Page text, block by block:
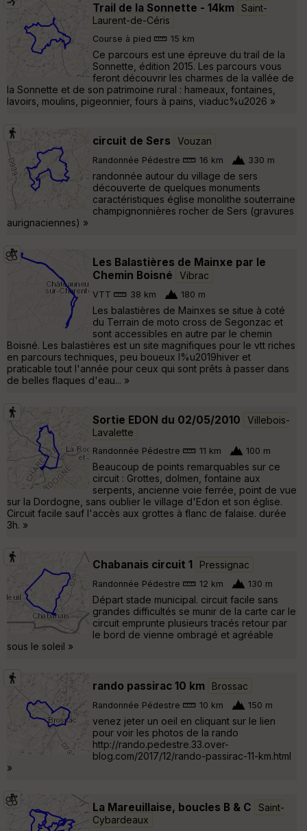
Trail de la Sonnette - 14km
Saint-
Laurent-de-Céris
Course à pied 15 km
Ce parcours est une épreuve du trail de la
Sonnette, édition 2015. Les parcours vous
feront découvrir les charmes de la vallée de
la Sonnette et de son patrimoine rural : hameaux, fontaines,
lavoirs, moulins, pigeonnier, fours à pains, viaduc%u2026 »
circuit de Sers Vouzan
Randonnée Pédestre 16 km 330 m
randonnée autour du village de sers
découverte de quelques monuments
caractéristiques église monolithe souterraine
champignonnières rocher de Sers (gravures
aurignaciennes) »
Les Balastières de Mainxe par le
Chemin Boisné
Vibrac
VTT 38 km 180 m
Les balastières de Mainxes se situe à coté
du Terrain de moto cross de Segonzac et
sont accessibles en autre par le chemin
Boisné. Les balastières est un site magnifiques pour le vtt riches
en parcours techniques, peu boueux l%u2019hiver et
praticable tout l'année pour ceux qui sont prêts à passer dans
de belles flaques d'eau... »
Sortie EDON du 02/05/2010
Villebois-
Lavalette
Randonnée Pédestre 11 km 100 m
Beaucoup de points remarquables sur ce
circuit : Grottes, dolmen, fontaine aux
serpents, ancienne voie ferrée, point de vue
sur la Dordogne, sans oublier le village d'Edon et son église.
Circuit facile sauf l'accès aux grottes à flanc de falaise. durée
3h. »
Chabanais circuit 1 Pressignac
Randonnée Pédestre 12 km 130 m
Départ stade municipal. circuit facile sans
grandes difficultés se munir de la carte car le
circuit emprunte plusieurs tracés retour par
le bord de vienne ombragé et agréable
sous le soleil »
rando passirac 10 km Brossac
Randonnée Pédestre 10 km 150 m
venez jeter un oeil en cliquant sur le lien
pour voir les photos de la rando
http://rando.pedestre.33.over-
blog.com/2017/12/rando-passirac-11-km.html
»
La Mareuillaise, boucles B & C
Saint-
Cybardeaux